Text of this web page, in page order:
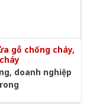
gỗ chống cháy,
doanh nghiệp